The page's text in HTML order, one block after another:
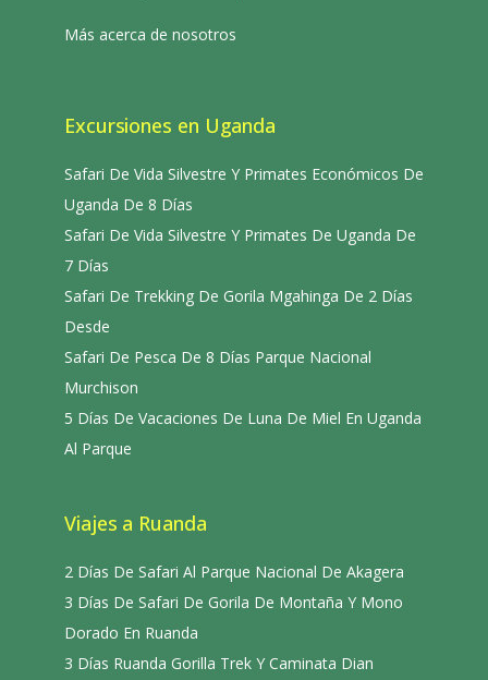
Más acerca de nosotros
Excursiones en Uganda
Safari De Vida Silvestre Y Primates Económicos De
Uganda De 8 Días
Safari De Vida Silvestre Y Primates De Uganda De
7 Días
Safari De Trekking De Gorila Mgahinga De 2 Días
Desde
Safari De Pesca De 8 Días Parque Nacional
Murchison
5 Días De Vacaciones De Luna De Miel En Uganda
Al Parque
Viajes a Ruanda
2 Días De Safari Al Parque Nacional De Akagera
3 Días De Safari De Gorila De Montaña Y Mono
Dorado En Ruanda
3 Días Ruanda Gorilla Trek Y Caminata Dian